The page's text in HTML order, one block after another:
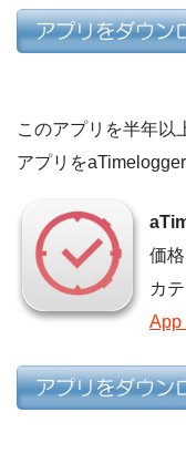
このアプリを半年以
アプリを
価
カ
App